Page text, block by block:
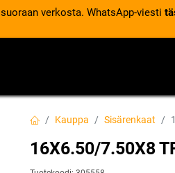
suoraan verkosta. WhatsApp-viesti
Kauppa Sisärenkaat
16X6.50/7.50X8